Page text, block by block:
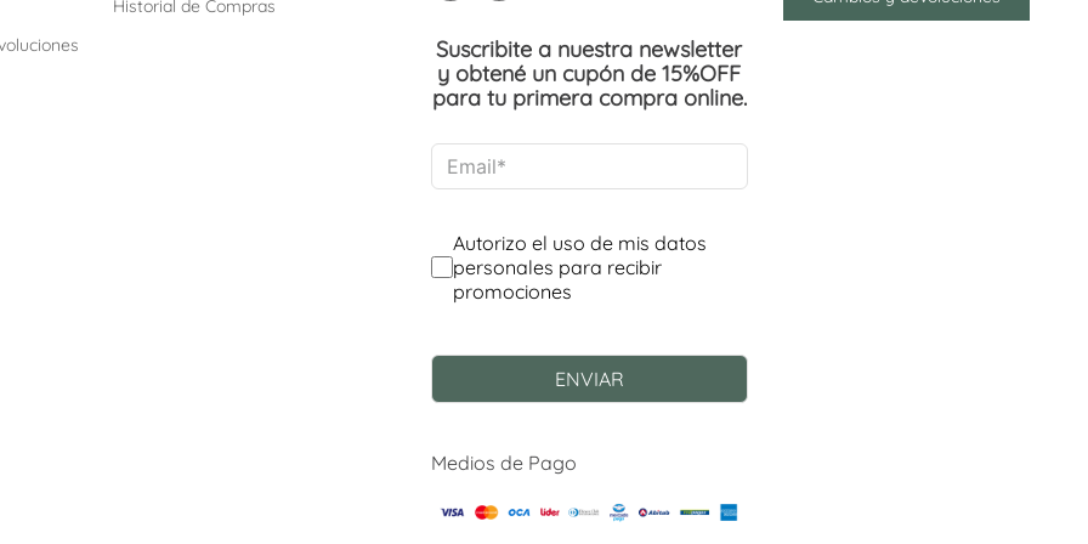
Historial de Compras
Suscribite a nuestra newsletter
y obtené un cupón de 15%OFF
para tu primera compra online.
Medios de Pago